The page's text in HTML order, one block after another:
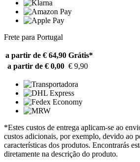
Frete para Portugal
a partir de € 64,90 Grátis*
a partir de € 0,00 € 9,90
*Estes custos de entrega aplicam-se ao
custos adicionais, por exemplo, devido ao
características dos produtos. Encontrarás
diretamente na descrição do produto.